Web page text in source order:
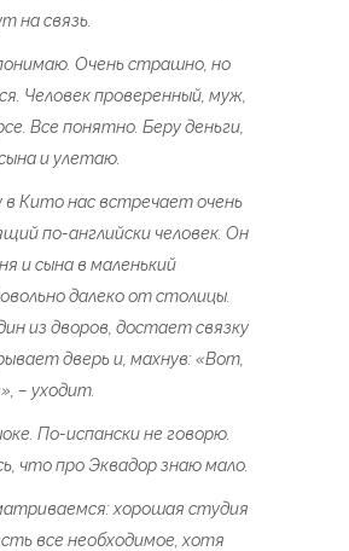
на связь.
Очень страшно, но
Человек проверенный, муж,
Все понятно. Беру деньги,
и улетаю.
в Кито нас встречает очень
по-английски человек. Он
и сына в маленький
далеко от столицы.
из дворов, достает связку
дверь и, махнув: «Вот,
– уходит.
По-испански не говорю.
что про Эквадор знаю мало.
хорошая студия
все необходимое, хотя